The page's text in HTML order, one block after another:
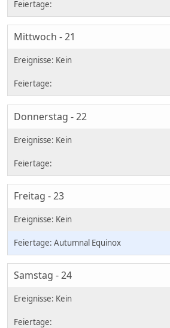
Mittwoch - 21
Donnerstag - 22
Freitag - 23
Autumnal Equinox
Samstag - 24